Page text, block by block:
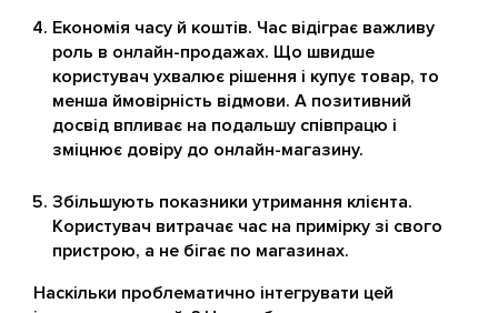
Економія часу й коштів. Час відіграє важливу
роль в онлайн-продажах. Що швидше
користувач ухвалює рішення і купує товар, то
менша ймовірність відмови. А позитивний
досвід впливає на подальшу співпрацю і
зміцнює довіру до онлайн-магазину.
Збільшують показники утримання клієнта.
Користувач витрачає час на примірку зі свого
пристрою, а не бігає по магазинах.
Наскільки проблематично інтегрувати цей